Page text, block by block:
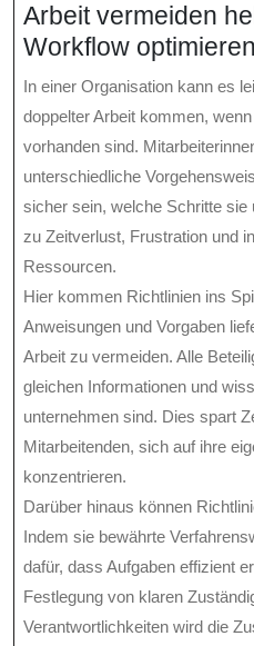
Arbeit vermeiden
Workflow
In einer Organisation kann es
doppelter Arbeit kommen,
vorhanden sind.
unterschiedliche
sicher sein, welche Schritte
zu Zeitverlust, Frustration und
Ressourcen.
Hier kommen Richtlinien ins
Anweisungen und Vorgaben
Arbeit zu vermeiden. Alle
gleichen Informationen und
unternehmen sind. Dies spart
Mitarbeitenden, sich auf ihre
konzentrieren.
Darüber hinaus können
Indem sie bewährte
dafür, dass Aufgaben effizient
Festlegung von klaren
Verantwortlichkeiten wird die